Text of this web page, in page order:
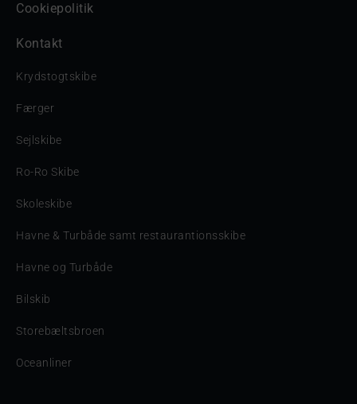
Cookiepolitik
Kontakt
Krydstogtskibe
Færger
Sejlskibe
Ro-Ro Skibe
Skoleskibe
Havne & Turbåde samt restaurantionsskibe
Havne og Turbåde
Bilskib
Storebæltsbroen
Oceanliner